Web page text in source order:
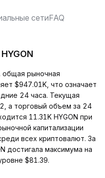
сетиFAQ
общая рыночная
$947.01K, что означает
24 часа. Текущая
а торговый объем за 24
11.31K HYGON при
капитализации
всех криптовалют. За
достигала максимума на
$81.39.